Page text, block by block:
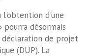
l'obtention d'une
désormais
de projet
(DUP). La